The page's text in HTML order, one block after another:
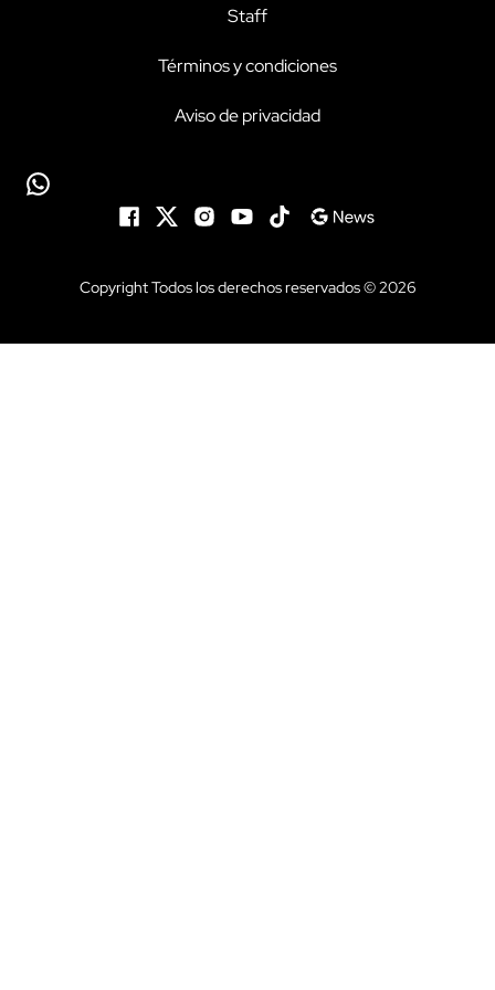
Staff
Términos y condiciones
Aviso de privacidad
Copyright Todos los derechos reservados © 2026